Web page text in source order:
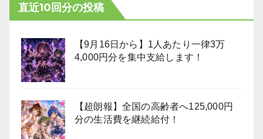
直近10回分の投稿
【9月16日から】1人あたり一律3万
4,000円分を集中支給します！
【超朗報】全国の高齢者へ125,000円
分の生活費を継続給付！